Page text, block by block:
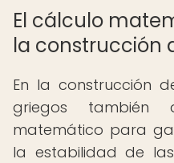
El cálculo
la construcción
En la construcción
griegos también
matemático para
la estabilidad de